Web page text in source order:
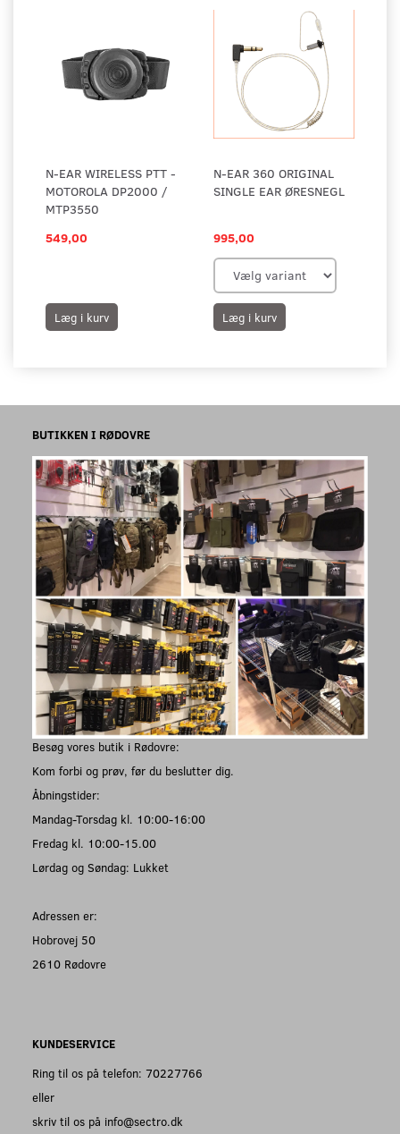
N-EAR WIRELESS PTT -
MOTOROLA DP2000 /
MTP3550
549,00
Læg i kurv
N-EAR 360 ORIGINAL
SINGLE EAR ØRESNEGL
995,00
Læg i kurv
BUTIKKEN I RØDOVRE
Besøg vores butik i Rødovre:
Kom forbi og prøv, før du beslutter dig.
Åbningstider:
Mandag-Torsdag kl. 10:00-16:00
Fredag kl. 10:00-15.00
Lørdag og Søndag: Lukket
Adressen er:
Hobrovej 50
2610 Rødovre
KUNDESERVICE
Ring til os på telefon: 70227766
eller
skriv til os på info@sectro.dk